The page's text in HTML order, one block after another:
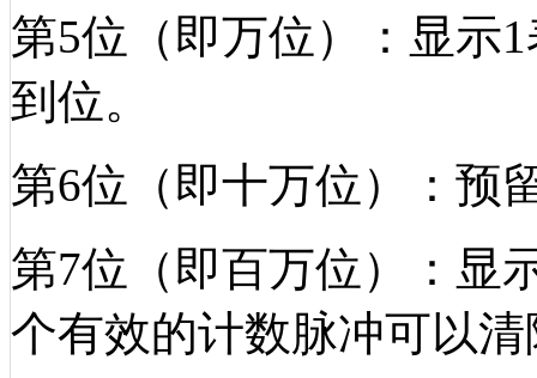
第5位（即万位）：显示
到位。
第6位（即十万位）：预
第7位（即百万位）：显
个有效的计数脉冲可以